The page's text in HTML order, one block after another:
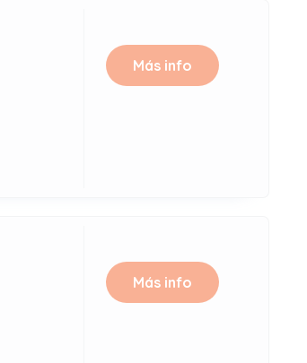
Más info
Más info